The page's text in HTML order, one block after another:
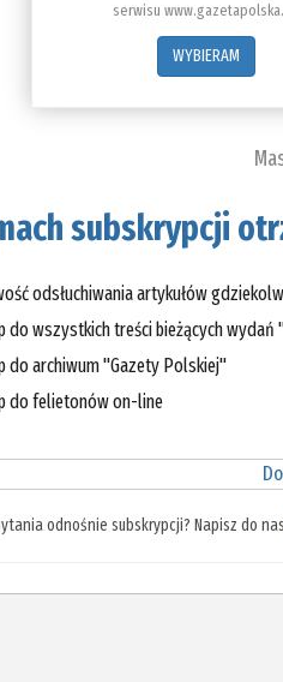
serwisu
WYBIERAM
subskrypcji
odsłuchiwania artykułów
do wszystkich treści bieżących
do archiwum "Gazety Polskiej"
do felietonów on-line
odnośnie subskrypcji? Napisz do